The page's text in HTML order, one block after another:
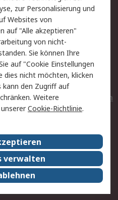
Privatkunden
Datenschutz
Zahlungsbedingungen
Entsorgung
Elektrogeräte/Batterien
RS weltweit
Nachhaltigkeit
Presse-Center
zur Personalisierung und
Websites von
auf "Alle akzeptieren"
von nicht-
Sie können Ihre
auf "Cookie Einstellungen
dies nicht möchten, klicken
kann den Zugriff auf
Weitere
Cookie-Richtlinie.
verwalten